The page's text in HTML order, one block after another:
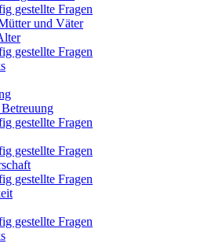
gestellte Fragen
und Väter
gestellte Fragen
gestellte Fragen
gestellte Fragen
gestellte Fragen
gestellte Fragen